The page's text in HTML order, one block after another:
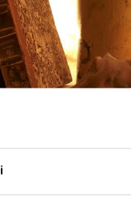
– A cura di
Cangiotti, Alessia
2013